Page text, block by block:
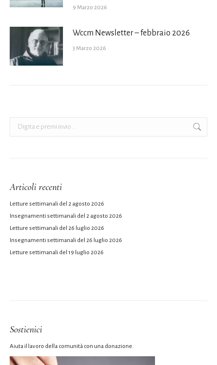
9 Marzo 2026
Wccm Newsletter – febbraio 2026
3 Marzo 2026
Articoli recenti
Letture settimanali del 2 agosto 2026
Insegnamenti settimanali del 2 agosto 2026
Letture settimanali del 26 luglio 2026
Insegnamenti settimanali del 26 luglio 2026
Letture settimanali del 19 luglio 2026
Sostienici
Aiuta il lavoro della comunità con una donazione.